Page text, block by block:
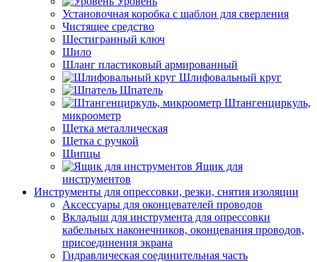
Установочная коробка с шаблон для сверления
Чистящее средство
Шестигранный ключ
Шило
Шланг пластиковый армированный
Шлифовальный круг
Шпатель
Штангенциркуль,
микроометр
Щетка металлическая
Щетка с ручкой
Щипцы
Ящик для
инструментов
Инструменты для опрессовки, резки, снятия изоляции
Аксессуары для оконцевателей проводов
Вкладыш для инструмента для опрессовки
кабельных наконечников, оконцевания проводов,
присоединения экрана
Гидравлическая соединительная часть